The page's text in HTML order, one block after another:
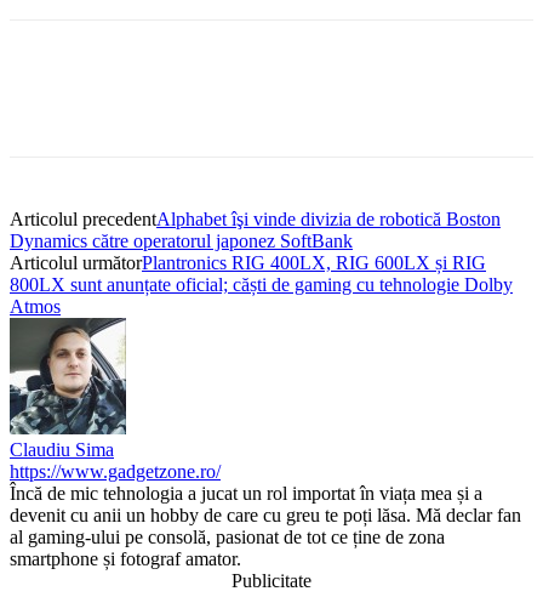
Articolul precedentAlphabet îşi vinde divizia de robotică Boston
Dynamics către operatorul japonez SoftBank
Articolul următorPlantronics RIG 400LX, RIG 600LX și RIG
800LX sunt anunțate oficial; căști de gaming cu tehnologie Dolby
Atmos
Claudiu Sima
https://www.gadgetzone.ro/
Încă de mic tehnologia a jucat un rol importat în viața mea și a
devenit cu anii un hobby de care cu greu te poți lăsa. Mă declar fan
al gaming-ului pe consolă, pasionat de tot ce ține de zona
smartphone și fotograf amator.
Publicitate